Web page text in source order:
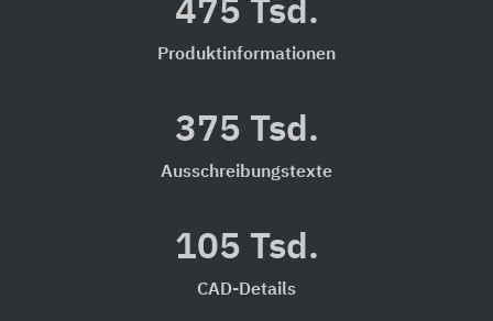
475 Tsd.
Produktinformationen
375 Tsd.
Ausschreibungstexte
105 Tsd.
CAD-Details